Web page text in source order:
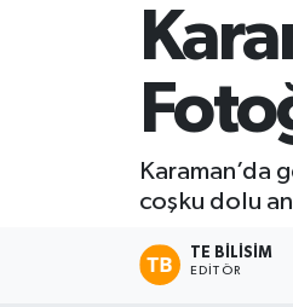
Karaman’da
coşku dolu
TE BILISIM
EDITÖR
Foto Galeri
Gündem
Trafik Durumu
Süper Lig Puan
Tüm Manşetler
Haber Arşivi